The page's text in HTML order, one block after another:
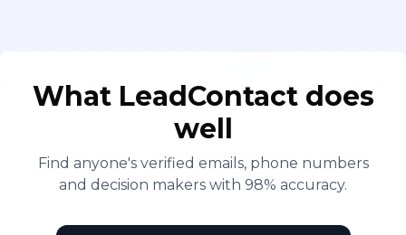
What LeadContact does
well
Find anyone's verified emails, phone numbers
and decision makers with 98% accuracy.